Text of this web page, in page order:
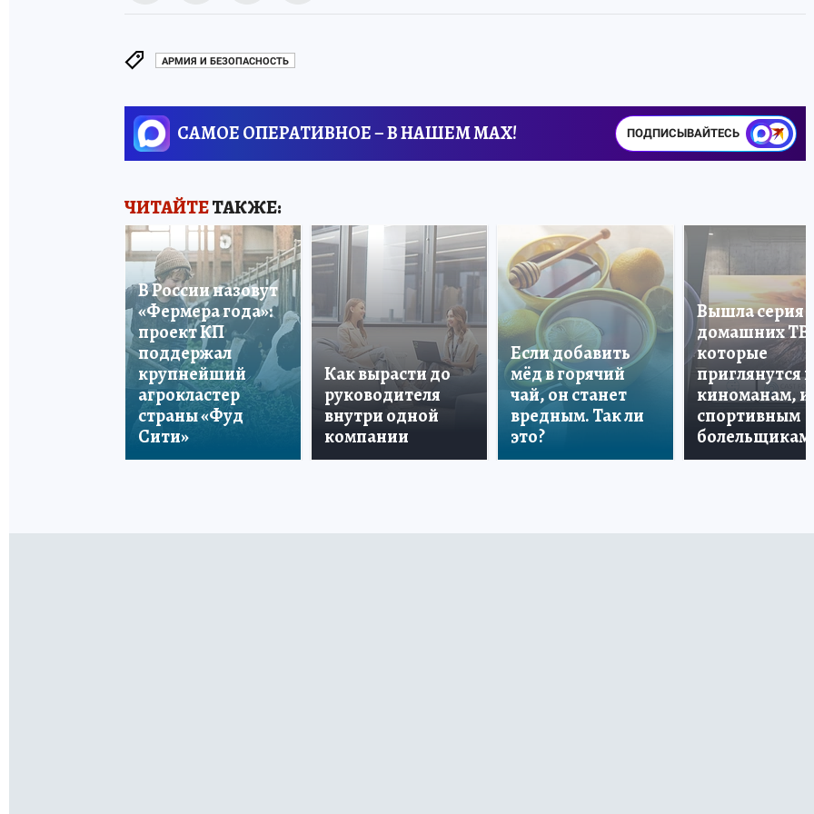
АРМИЯ И БЕЗОПАСНОСТЬ
САМОЕ ОПЕРАТИВНОЕ – В НАШЕМ MAX! ПОДПИСЫВАЙТЕСЬ
ЧИТАЙТЕТАКЖЕ:
В России назовут
«Фермера года»:
проект КП
поддержал
крупнейший
агрокластер
страны «Фуд
Сити»
Как вырасти до
руководителя
внутри одной
компании
Если добавить
мёд в горячий
чай, он станет
вредным. Так ли
это?
Вышла серия
домашних ТВ,
которые
приглянутся и
киноманам, и
спортивным
болельщикам